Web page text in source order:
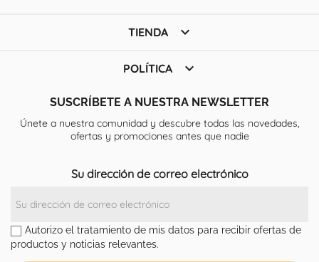
TIENDA 
POLÍTICA 
SUSCRÍBETE A NUESTRA NEWSLETTER
Únete a nuestra comunidad y descubre todas las novedades,
ofertas y promociones antes que nadie
Su dirección de correo electrónico
Autorizo el tratamiento de mis datos para recibir ofertas de
productos y noticias relevantes.